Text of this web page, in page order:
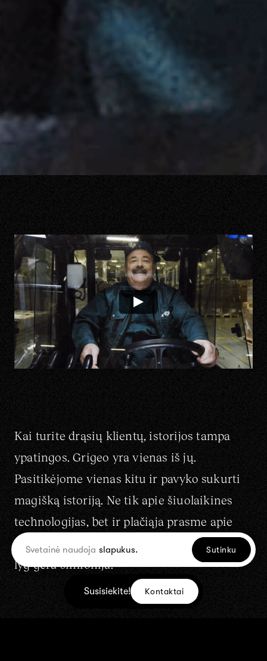
Susisiekite! Kontaktai
Svetainė naudoja slapukus. Sutinku
Kai turite drąsių klientų, istorijos tampa
ypatingos. Grigeo yra vienas iš jų.
Pasitikėjome vienas kitu ir pavyko sukurti
magišką istoriją. Ne tik apie šiuolaikines
technologijas, bet ir plačiąja prasme apie
įmonę, jos galimybes, veiklą. Vizualiai tai
lyg gera simfonija!